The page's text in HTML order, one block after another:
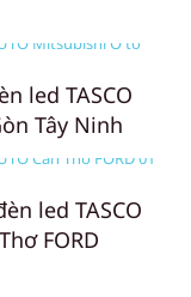
led TASCO
Tây Ninh
led TASCO
FORD